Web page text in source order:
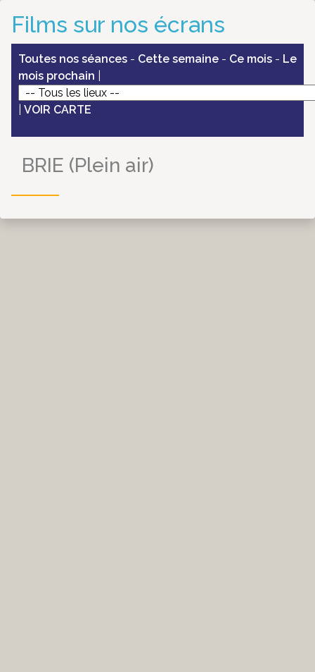
Films sur nos écrans
Toutes nos séances - Cette semaine - Ce mois - Le
mois prochain
VOIR CARTE
BRIE (Plein air)